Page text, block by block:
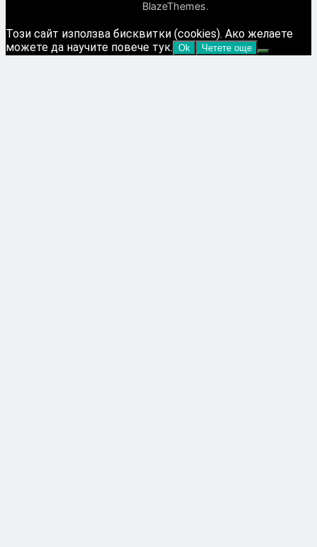
BlazeThemes.
Този сайт използва бисквитки (cookies). Ако желаете
можете да научите повече тук. Ok Четете още